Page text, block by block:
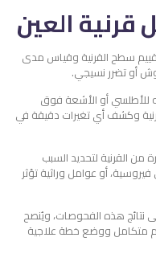
العين
سطح القرنية وقياس مدى
أو تضرر نسيجي.
للأطلسي أو الأشعة فوق
وكشف أي تغيرات دقيقة في
من القرنية لتحديد السبب
أو عوامل وراثية تؤثر
نتائج هذه الفحوصات، ويُنصح
متكامل ووضع خطة علاجية